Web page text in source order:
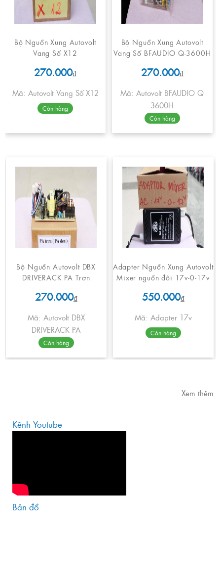
Bộ Nguồn Xung Autovolt
Vang Số X12
270.000₫
Mã: Autovolt Vang Số X12
Còn hàng
Bộ Nguồn Xung Autovolt
Vang Số BFAUDIO Q-3600H
270.000₫
Mã: Autovolt BFAUDIO Q
3600H
Còn hàng
Bộ Nguồn Autovolt DBX
DRIVERACK PA Trơn
270.000₫
Mã: Autovolt DBX
DRIVERACK PA
Còn hàng
Adapter Nguồn Xung Autovolt
Mixer nguồn đôi 17v-0-17v
550.000₫
Mã: Adapter 17v
Còn hàng
Xem thêm
Kênh Youtube
Bản đồ